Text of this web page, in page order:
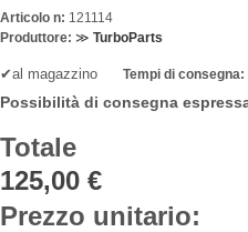
Articolo n: 121114
Produttore: ≫ TurboParts
✔al magazzino Tempi di consegna:
Possibilità di consegna
Totale
125,00 €
Prezzo unitario: